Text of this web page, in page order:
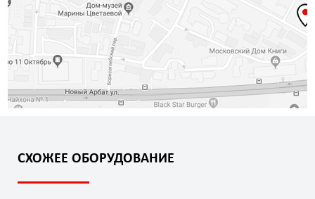
СХОЖЕЕ ОБОРУДОВАНИЕ